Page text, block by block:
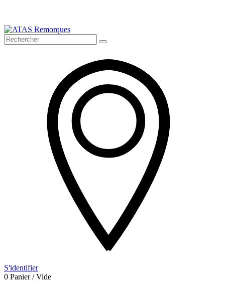
S'identifier
0 Panier /Vide